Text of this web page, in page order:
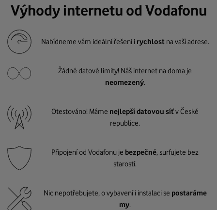
Výhody internetu od Vodafonu
Nabídneme vám ideální řešení i rychlost na vaší adrese.
Žádné datové limity! Náš internet na doma je
neomezený.
Otestováno! Máme nejlepší datovou síťv České
republice.
Připojení od Vodafonu je bezpečné, surfujete bez
starostí.
Nic nepotřebujete, o vybavení i instalaci se postaráme
my.